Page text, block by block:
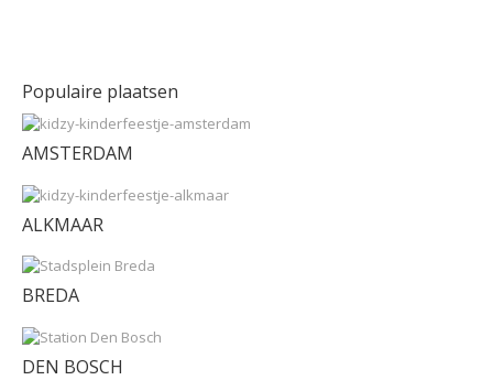
Populaire plaatsen
AMSTERDAM
ALKMAAR
BREDA
DEN BOSCH